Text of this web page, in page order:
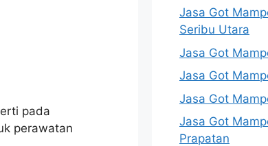
pada
perawatan
Jasa Got
Seribu Utara
Jasa Got
Jasa Got
Jasa Got
Jasa Got
Prapatan